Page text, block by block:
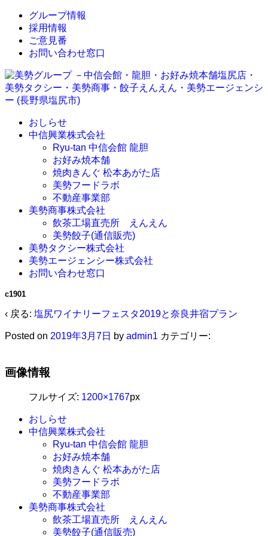
ン
テ
ン
グループ情報
採用情報
ご意見番
お問い合わせ窓口
おしらせ
中信興業株式会社
Ryu-tan 中信会館 龍胆
お好み焼本舗
焼肉きんぐ 松本あがた店
美勢フードラボ
不動産事業部
美勢商事株式会社
飲茶工場直売所 えんえん
美勢餃子(通信販売)
美勢タクシー株式会社
美勢エージェンシー株式会社
お問い合わせ窓口
c1901
‹ 戻る: 塩尻ワイナリーフェスタ2019と奈良井宿プラン
Posted on 2019年3月7日 by admin1 カテゴリー:
画像情報
フルサイズ: 1200×1767px
おしらせ
中信興業株式会社
Ryu-tan 中信会館 龍胆
お好み焼本舗
焼肉きんぐ 松本あがた店
美勢フードラボ
不動産事業部
美勢商事株式会社
飲茶工場直売所 えんえん
美勢餃子(通信販売)